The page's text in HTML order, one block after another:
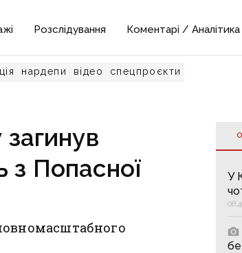
Розслідування Коментарі / Аналітика
нардепи відео спецпроєкти
загинув
з Попасної
У